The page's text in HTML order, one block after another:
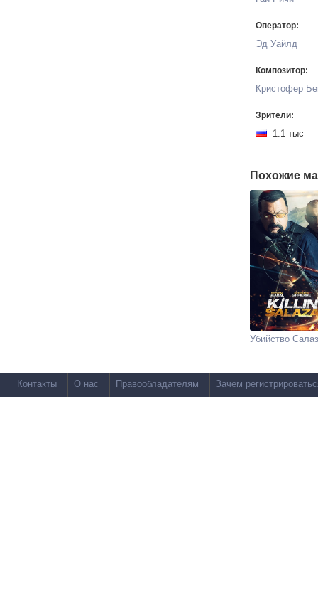
Оператор:
Эд Уайлд
Композитор:
Кристофер
Зрители:
1.1 тыс
Похожие
Убийство
Контакты О нас Правообладателям Зачем